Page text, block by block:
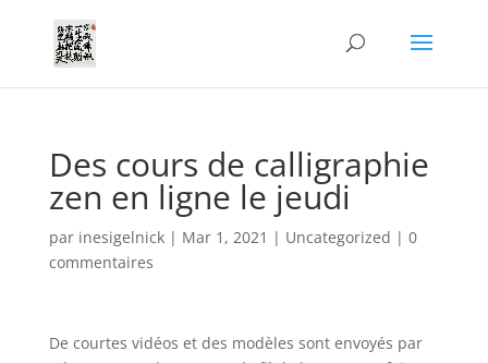
Des cours de calligraphie
zen en ligne le jeudi
par inesigelnick| Mar 1, 2021 | Uncategorized | 0
commentaires
De courtes vidéos et des modèles sont envoyés par